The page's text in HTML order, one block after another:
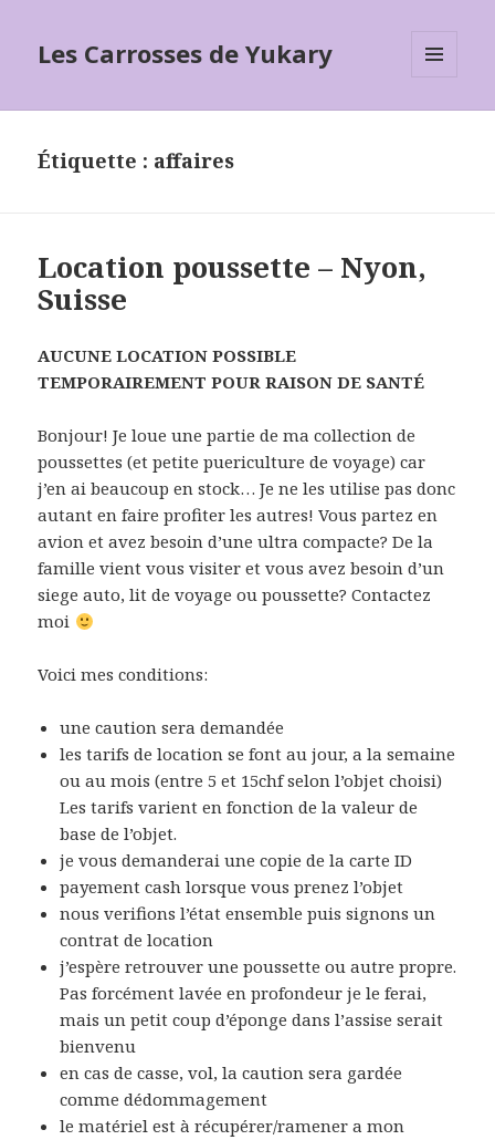
Les Carrosses de Yukary
Étiquette : affaires
Location poussette – Nyon,
Suisse
AUCUNE LOCATION POSSIBLE
TEMPORAIREMENT POUR RAISON DE SANTÉ
Bonjour! Je loue une partie de ma collection de
poussettes (et petite puericulture de voyage) car
j’en ai beaucoup en stock… Je ne les utilise pas donc
autant en faire profiter les autres! Vous partez en
avion et avez besoin d’une ultra compacte? De la
famille vient vous visiter et vous avez besoin d’un
siege auto, lit de voyage ou poussette? Contactez
moi
Voici mes conditions:
une caution sera demandée
les tarifs de location se font au jour, a la semaine
ou au mois (entre 5 et 15chf selon l’objet choisi)
Les tarifs varient en fonction de la valeur de
base de l’objet.
je vous demanderai une copie de la carte ID
payement cash lorsque vous prenez l’objet
nous verifions l’état ensemble puis signons un
contrat de location
j’espère retrouver une poussette ou autre propre.
Pas forcément lavée en profondeur je le ferai,
mais un petit coup d’éponge dans l’assise serait
bienvenu
en cas de casse, vol, la caution sera gardée
comme dédommagement
le matériel est à récupérer/ramener a mon